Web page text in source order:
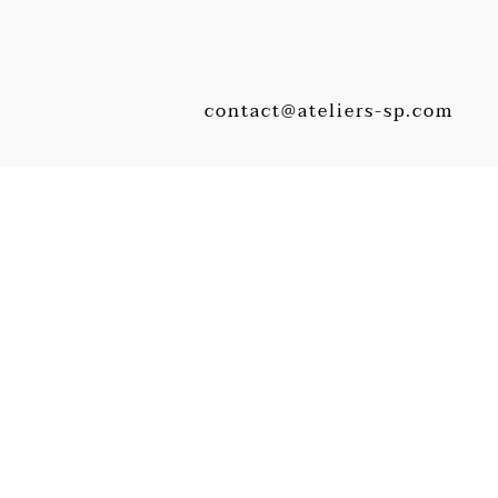
contact@ateliers-sp.com